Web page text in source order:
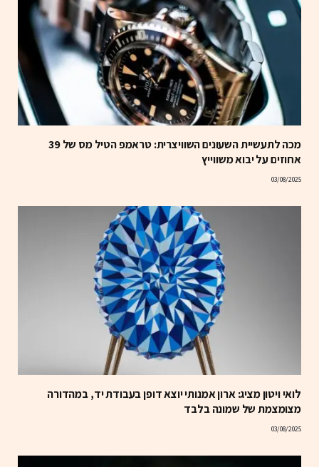
מכה לתעשיית השעונים השוויצרית: טראמפ הטיל מס של 39
אחוזים על יבוא משווייץ
03/08/2025
לואי ויטון מציג: ארון אמנותי יוצא דופן בעבודת יד, במהדורה
מצומצמת של שמונה בלבד
03/08/2025